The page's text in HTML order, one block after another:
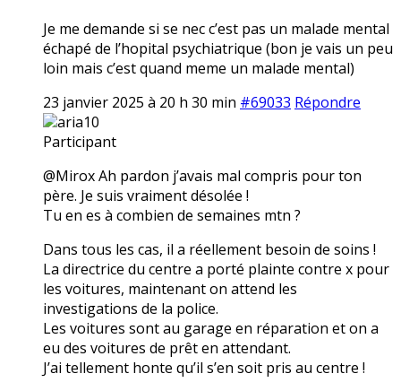
Je me demande si se nec c’est pas un malade mental
échapé de l’hopital psychiatrique (bon je vais un peu
loin mais c’est quand meme un malade mental)
23 janvier 2025 à 20 h 30 min #69033 Répondre
aria10
Participant
@Mirox Ah pardon j’avais mal compris pour ton
père. Je suis vraiment désolée !
Tu en es à combien de semaines mtn ?
Dans tous les cas, il a réellement besoin de soins !
La directrice du centre a porté plainte contre x pour
les voitures, maintenant on attend les
investigations de la police.
Les voitures sont au garage en réparation et on a
eu des voitures de prêt en attendant.
J’ai tellement honte qu’il s’en soit pris au centre !